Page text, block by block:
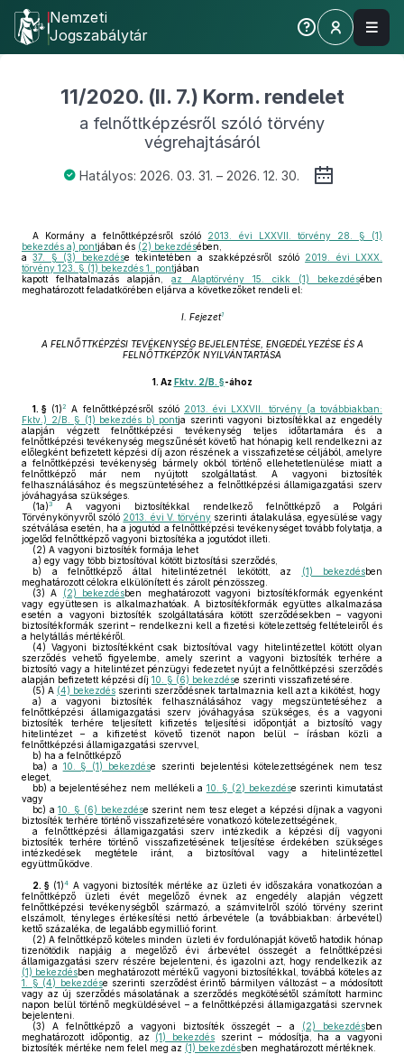
Nemzeti
Jogszabálytár
11/2020. (II. 7.) Korm. rendelet
a felnőttképzésről szóló törvény
végrehajtásáról
Hatályos: 2026. 03. 31. – 2026. 12. 30.
A Kormány a felnőttképzésről szóló 2013. évi LXXVII. törvény 28. § (1)
bekezdés a) pontjában és (2) bekezdésében,
a37. § (3) bekezdése tekintetében a szakképzésről szóló 2019. évi LXXX.
törvény 123. § (1) bekezdés 1. pontjában
kapott felhatalmazás alapján,az Alaptörvény 15. cikk (1) bekezdésében
meghatározott feladatkörében eljárva a következőket rendeli el:
I. Fejezet1
A FELNŐTTKÉPZÉSI TEVÉKENYSÉG BEJELENTÉSE, ENGEDÉLYEZÉSE ÉS A
FELNŐTTKÉPZŐK NYILVÁNTARTÁSA
1. Az Fktv. 2/B. §-ához
1. § (1)2 A felnőttképzésről szóló 2013. évi LXXVII. törvény (a továbbiakban:
Fktv.) 2/B. § (1) bekezdés b) pontja szerinti vagyoni biztosítékkal az engedély
alapján végzett felnőttképzési tevékenység teljes időtartamára és a
felnőttképzési tevékenység megszűnését követő hat hónapig kell rendelkezni az
előlegként befizetett képzési díj azon részének a visszafizetése céljából, amelyre
a felnőttképzési tevékenység bármely okból történő ellehetetlenülése miatt a
felnőttképző már nem nyújtott szolgáltatást. A vagyoni biztosíték
felhasználásához és megszüntetéséhez a felnőttképzési államigazgatási szerv
jóváhagyása szükséges.
(1a)3
A vagyoni biztosítékkal rendelkező felnőttképző a Polgári
Törvénykönyvről szóló 2013. évi V. törvény szerinti átalakulása, egyesülése vagy
szétválása esetén, ha a jogutód a felnőttképzési tevékenységet tovább folytatja, a
jogelőd felnőttképző vagyoni biztosítéka a jogutódot illeti.
(2) A vagyoni biztosíték formája lehet
a) egy vagy több biztosítóval kötött biztosítási szerződés,
b) a felnőttképző által hitelintézetnél lekötött, az (1) bekezdésben
meghatározott célokra elkülönített és zárolt pénzösszeg.
(3) A (2) bekezdésben meghatározott vagyoni biztosítékformák egyenként
vagy együttesen is alkalmazhatóak. A biztosítékformák együttes alkalmazása
esetén a vagyoni biztosíték szolgáltatására kötött szerződésekben – vagyoni
biztosítékformák szerint – rendelkezni kell a fizetési kötelezettség feltételeiről és
a helytállás mértékéről.
(4) Vagyoni biztosítékként csak biztosítóval vagy hitelintézettel kötött olyan
szerződés vehető figyelembe, amely szerint a vagyoni biztosíték terhére a
biztosító vagy a hitelintézet pénzügyi fedezetet nyújt a felnőttképzési szerződés
alapján befizetett képzési díj 10. § (6) bekezdése szerinti visszafizetésére.
(5) A (4) bekezdés szerinti szerződésnek tartalmaznia kell azt a kikötést, hogy
a) a vagyoni biztosíték felhasználásához vagy megszüntetéséhez a
felnőttképzési államigazgatási szerv jóváhagyása szükséges, és a vagyoni
biztosíték terhére teljesített kifizetés teljesítési időpontját a biztosító vagy
hitelintézet – a kifizetést követő tizenöt napon belül – írásban közli a
felnőttképzési államigazgatási szervvel,
b) ha a felnőttképző
ba) a 10. § (1) bekezdése szerinti bejelentési kötelezettségének nem tesz
eleget,
bb) a bejelentéséhez nem mellékeli a 10. § (2) bekezdése szerinti kimutatást
vagy
bc) a10. § (6) bekezdése szerint nem tesz eleget a képzési díjnak a vagyoni
biztosíték terhére történő visszafizetésére vonatkozó kötelezettségének,
a felnőttképzési államigazgatási szerv intézkedik a képzési díj vagyoni
biztosíték terhére történő visszafizetésének teljesítése érdekében szükséges
intézkedések megtétele iránt, a biztosítóval vagy a hitelintézettel
együttműködve.
2. § (1)4 A vagyoni biztosíték mértéke az üzleti év időszakára vonatkozóan a
felnőttképző üzleti évét megelőző évnek az engedély alapján végzett
felnőttképzési tevékenységből származó, a számvitelről szóló törvény szerint
elszámolt, tényleges értékesítési nettó árbevétele (a továbbiakban: árbevétel)
kettő százaléka, de legalább egymillió forint.
(2) A felnőttképző köteles minden üzleti év fordulónapját követő hatodik hónap
tizenötödik napjáig a megelőző évi árbevétel összegét a felnőttképzési
államigazgatási szerv részére bejelenteni, és igazolni azt, hogy rendelkezik az
(1) bekezdésben meghatározott mértékű vagyoni biztosítékkal, továbbá köteles az
1. § (4) bekezdése szerinti szerződést érintő bármilyen változást – a módosított
vagy az új szerződés másolatának a szerződés megkötésétől számított harminc
napon belül történő megküldésével – a felnőttképzési államigazgatási szervnek
bejelenteni.
(3) A felnőttképző a vagyoni biztosíték összegét – a (2) bekezdésben
meghatározott időpontig, az (1) bekezdés szerint – módosítja, ha a vagyoni
biztosíték mértéke nem felel meg az (1) bekezdésben meghatározott mértéknek.